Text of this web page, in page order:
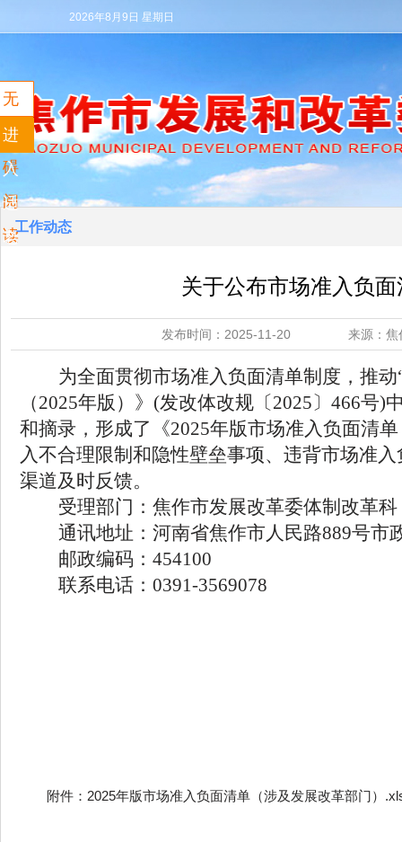
2026年8月9日 星期日
无
障
碍
阅
读
进
入
适
老
工作动态
关于公布市场准入负
发布时间：2025-11-20 来源：焦
为全面贯彻市场准入负面清单制度，推动
（2025年版）》 (发改体改规〔2025〕 466号)
和摘录，形成了《2025年版市场准入负面清
入不合理限制和隐性壁垒事项、违背市场准
渠道及时反馈。
受理部门：焦作市发展改革委体制改革科
通讯地址：河南省焦作市人民路889号市
邮政编码： 454100
联系电话： 0391-3569078
附件：2025年版市场准入负面清单（涉及发展改革部门）